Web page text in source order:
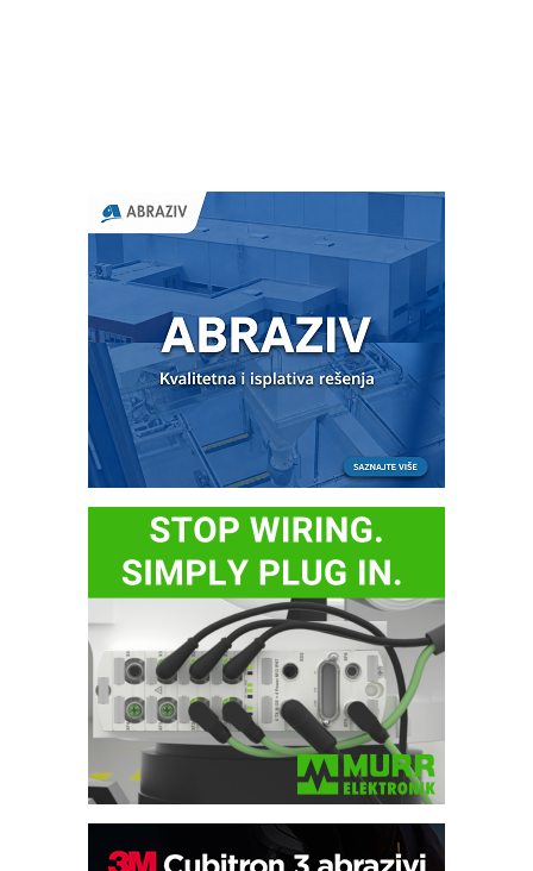
Bezbednost na prvom mestu!